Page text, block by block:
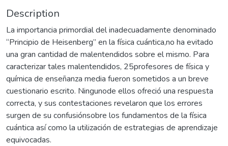
Description
La importancia primordial del inadecuadamente denominado
“Principio de Heisenberg” en la física cuántica,no ha evitado
una gran cantidad de malentendidos sobre el mismo. Para
caracterizar tales malentendidos, 25profesores de física y
química de enseñanza media fueron sometidos a un breve
cuestionario escrito. Ningunode ellos ofreció una respuesta
correcta, y sus contestaciones revelaron que los errores
surgen de su confusiónsobre los fundamentos de la física
cuántica así como la utilización de estrategias de aprendizaje
equivocadas.